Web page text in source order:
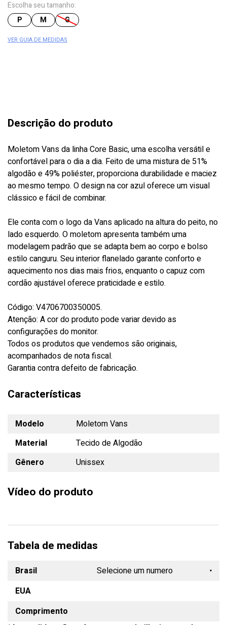
Escolha seu tamanho:
P
M G
VER GUIA DE MEDIDAS
Descrição do produto
Moletom Vans da linha Core Basic, uma escolha versátil e
confortável para o dia a dia. Feito de uma mistura de 51%
algodão e 49% poliéster, proporciona durabilidade e maciez
ao mesmo tempo. O design na cor azul oferece um visual
clássico e fácil de combinar.
Ele conta com o logo da Vans aplicado na altura do peito, no
lado esquerdo. O moletom apresenta também uma
modelagem padrão que se adapta bem ao corpo e bolso
estilo canguru. Seu interior flanelado garante conforto e
aquecimento nos dias mais frios, enquanto o capuz com
cordão ajustável oferece praticidade e estilo.
Código: V4706700350005.
Atenção: A cor do produto pode variar devido as
configurações do monitor.
Todos os produtos que vendemos são originais,
acompanhados de nota fiscal.
Garantia contra defeito de fabricação.
Características
Modelo
Moletom Vans
Material
Tecido de Algodão
Gênero
Unissex
Vídeo do produto
Tabela de medidas
Brasil
EUA
Comprimento
Selecione um numero